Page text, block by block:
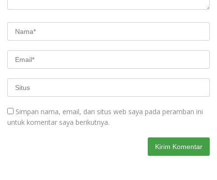
Simpan nama, email, dan situs web saya pada peramban ini
untuk komentar saya berikutnya.